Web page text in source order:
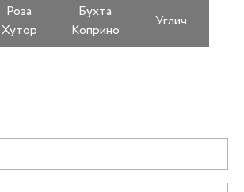
Роза
Хутор
Бухта
Коприно
Углич